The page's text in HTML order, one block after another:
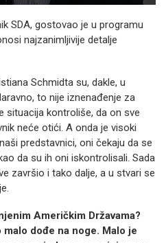
SDA, gostovao je u programu
najzanimljivije detalje
Schmidta su, dakle, u
to nije iznenađenje za
situacija kontroliše, da on sve
neće otići. A onda je visoki
predstavnici, oni čekaju da se
da su ih oni iskontrolisali. Sada
završio i tako dalje, a u stvari se
Američkim Državama?
malo dođe na noge. Malo je